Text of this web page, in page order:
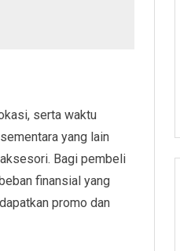
serta waktu
yang lain
Bagi pembeli
finansial yang
promo dan